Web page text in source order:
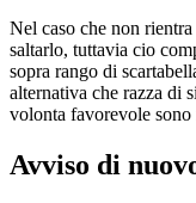
Nel caso che non
saltarlo, tuttavia cio
sopra rango di
alternativa che razza di
volonta favorevole sono
Avviso di